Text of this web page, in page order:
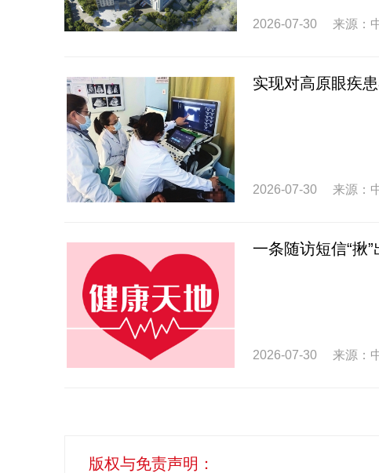
2026-07-30 来源：
实现对高原眼疾
2026-07-30 来源：
一条随访短信“揪
2026-07-30 来源：
版权与免责声明：